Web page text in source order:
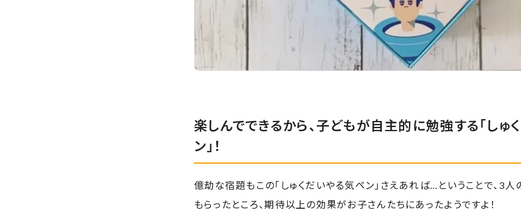
楽しんでできるから、子どもが自主的に勉強する「しゅ
ン」！
億劫な宿題もこの「しゅくだいやる気ペン」さえあれば…ということで、3人
もらったところ、期待以上の効果がお子さんたちにあったようですよ！